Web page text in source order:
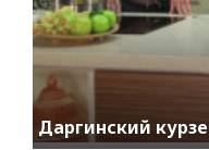
Даргинский